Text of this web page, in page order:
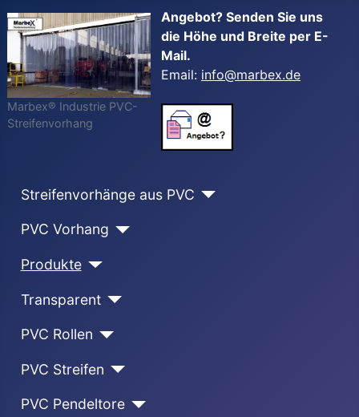
Marbex® Industrie PVC-
Streifenvorhang
Angebot? Senden Sie uns
die Höhe und Breite per E-
Mail.
Email: info@marbex.de
Streifenvorhänge aus PVC
PVC Vorhang
Produkte
Transparent
PVC Rollen
PVC Streifen
PVC Pendeltore